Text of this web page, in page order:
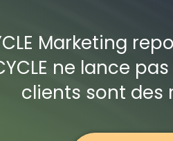
Marketing
ne lance
clients sont des